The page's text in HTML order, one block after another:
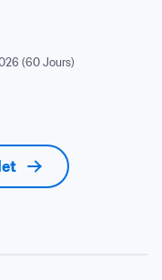
(60 Jours)